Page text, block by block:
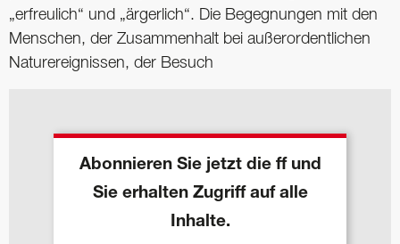
„erfreulich“ und „ärgerlich“. Die Begegnungen mit den
Menschen, der Zusammenhalt bei außerordentlichen
Naturereignissen, der Besuch
Abonnieren Sie jetzt die ff und
Sie erhalten Zugriff auf alle
Inhalte.